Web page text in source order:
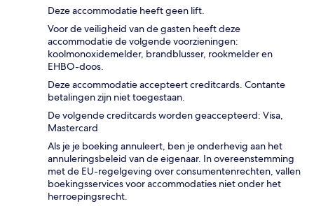
Deze accommodatie heeft geen lift.
Voor de veiligheid van de gasten heeft deze
accommodatie de volgende voorzieningen:
koolmonoxidemelder, brandblusser, rookmelder en
EHBO-doos.
Deze accommodatie accepteert creditcards. Contante
betalingen zijn niet toegestaan.
De volgende creditcards worden geaccepteerd: Visa,
Mastercard
Als je je boeking annuleert, ben je onderhevig aan het
annuleringsbeleid van de eigenaar. In overeenstemming
met de EU-regelgeving over consumentenrechten, vallen
boekingsservices voor accommodaties niet onder het
herroepingsrecht.